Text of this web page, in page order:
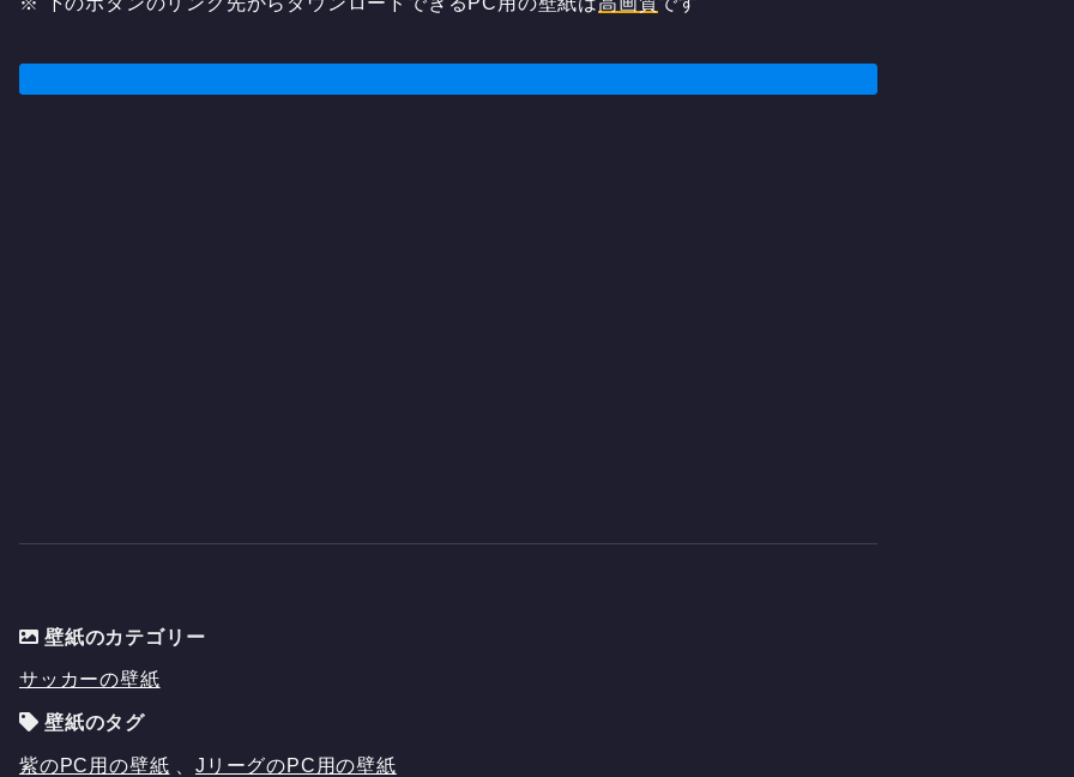
壁紙のカテゴリー
サッカーの壁紙
壁紙のタグ
紫のPC用の壁紙 、JリーグのPC用の壁紙